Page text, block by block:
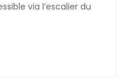
via l’escalier du